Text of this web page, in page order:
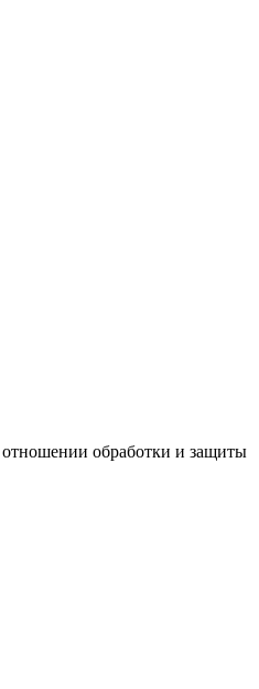
обработки и защиты